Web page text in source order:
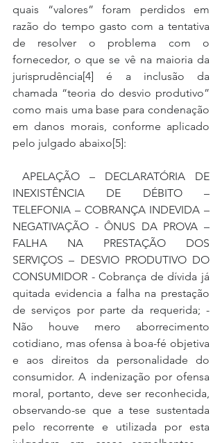
quais “valores” foram perdidos em
razão do tempo gasto com a tentativa
de resolver o problema com o
fornecedor, o que se vê na maioria da
jurisprudência[4] é a inclusão da
chamada “teoria do desvio produtivo”
como mais uma base para condenação
em danos morais, conforme aplicado
pelo julgado abaixo[5]:
INEXISTÊNCIA DE DÉBITO –
TELEFONIA – COBRANÇA INDEVIDA –
NEGATIVAÇÃO - ÔNUS DA PROVA –
FALHA NA PRESTAÇÃO DOS
SERVIÇOS – DESVIO PRODUTIVO DO
CONSUMIDOR - Cobrança de dívida já
quitada evidencia a falha na prestação
de serviços por parte da requerida; -
Não houve mero aborrecimento
cotidiano, mas ofensa à boa-fé objetiva
e aos direitos da personalidade do
consumidor. A indenização por ofensa
moral, portanto, deve ser reconhecida,
observando-se que a tese sustentada
pelo recorrente e utilizada por esta